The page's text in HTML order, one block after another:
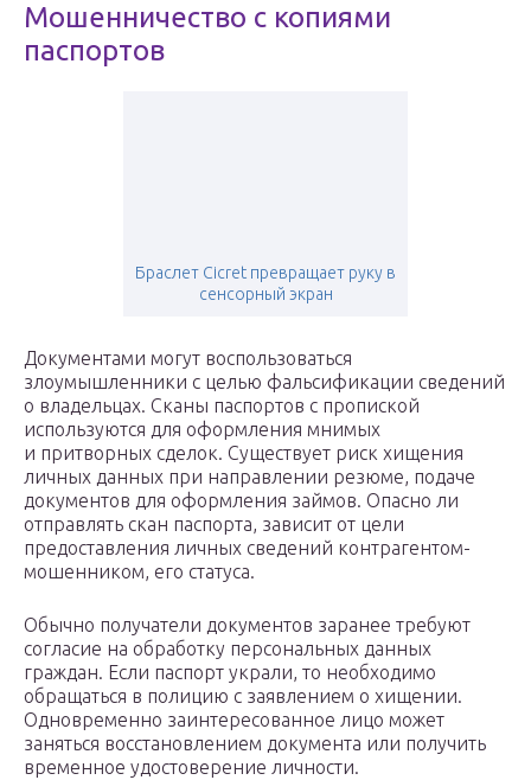
Мошенничество с копиями
паспортов
Браслет Cicret превращает руку в
сенсорный экран
Документами могут воспользоваться
злоумышленники с целью фальсификации сведений
о владельцах. Сканы паспортов с пропиской
используются для оформления мнимых
и притворных сделок. Существует риск хищения
личных данных при направлении резюме, подаче
документов для оформления займов. Опасно ли
отправлять скан паспорта, зависит от цели
предоставления личных сведений контрагентом-
мошенником, его статуса.
Обычно получатели документов заранее требуют
согласие на обработку персональных данных
граждан. Если паспорт украли, то необходимо
обращаться в полицию с заявлением о хищении.
Одновременно заинтересованное лицо может
заняться восстановлением документа или получить
временное удостоверение личности.